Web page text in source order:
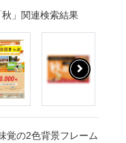
」関連検索結果
覚の2色背景フレーム